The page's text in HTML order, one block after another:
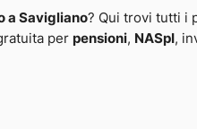
a Savigliano? Qui trovi tutti i
per pensioni, NASpI ,